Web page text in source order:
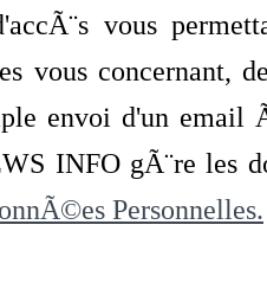
vous
vous concernant,
envoi d'un
INFO gÃ¨re les
Personnelles.